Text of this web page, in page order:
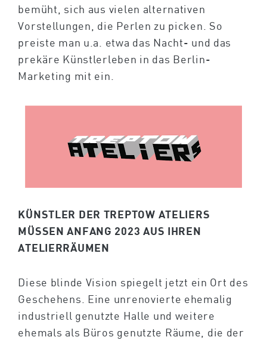
bemüht, sich aus vielen alternativen
Vorstellungen, die Perlen zu picken. So
preiste man u.a. etwa das Nacht- und das
prekäre Künstlerleben in das Berlin-
Marketing mit ein.
KÜNSTLER DER TREPTOW ATELIERS
MÜSSEN ANFANG 2023 AUS IHREN
ATELIERRÄUMEN
Diese blinde Vision spiegelt jetzt ein Ort des
Geschehens. Eine unrenovierte ehemalig
industriell genutzte Halle und weitere
ehemals als Büros genutzte Räume, die der